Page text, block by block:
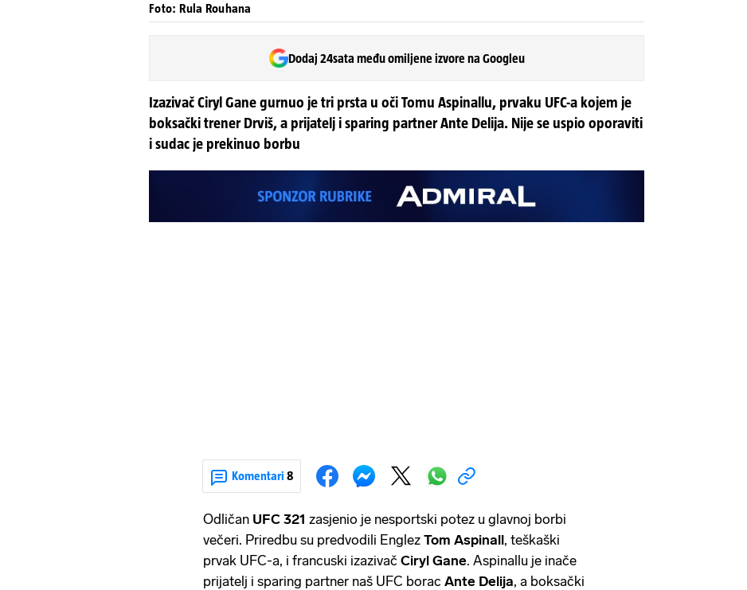
Foto: Rula Rouhana
Dodaj 24sata među omiljene izvore na Googleu
Izazivač Ciryl Gane gurnuo je tri prsta u oči Tomu Aspinallu, prvaku UFC-a kojem je
boksački trener Drviš, a prijatelj i sparing partner Ante Delija. Nije se uspio oporaviti
i sudac je prekinuo borbu
Komentari 8
Odličan UFC 321 zasjenio je nesportski potez u glavnoj borbi
večeri. Priredbu su predvodili Englez Tom Aspinall, teškaški
prvak UFC-a, i francuski izazivač Ciryl Gane. Aspinallu je inače
prijatelj i sparing partner naš UFC borac Ante Delija, a boksački